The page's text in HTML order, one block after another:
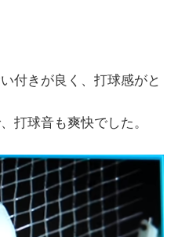
付きが良く、打球感がと
打球音も爽快でした。